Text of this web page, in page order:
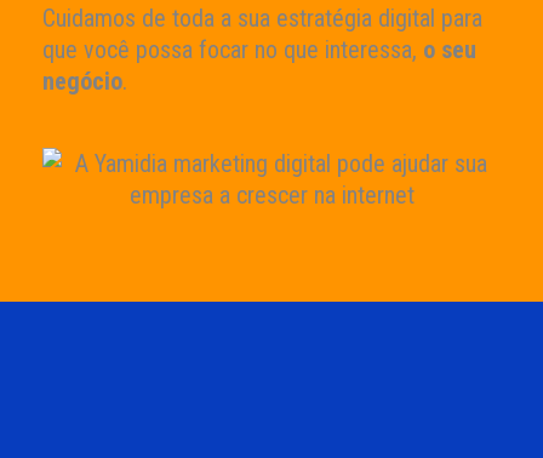
Cuidamos de toda a sua estratégia digital para
que você possa focar no que interessa, o seu
negócio.